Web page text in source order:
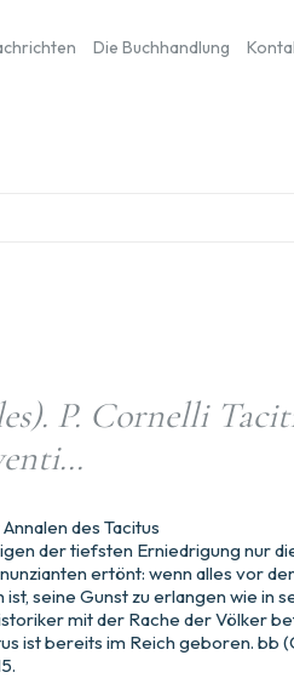
Die Buchhandlung
P. Cornelli
des Tacitus
der tiefsten Erniedrigung nur
ertönt: wenn alles vor
seine Gunst zu erlangen wie in
mit der Rache der Völker
ist bereits im Reich geboren. bb